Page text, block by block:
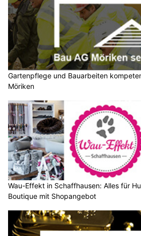
Gartenpflege und Bauarbeiten
Möriken
Wau-Effekt in Schaffhausen: Alles für
Boutique mit Shopangebot